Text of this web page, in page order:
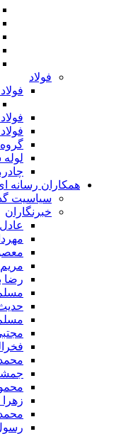
فولاد
همکاران رسانه
سیاسیت
خبرنگاران
رضا